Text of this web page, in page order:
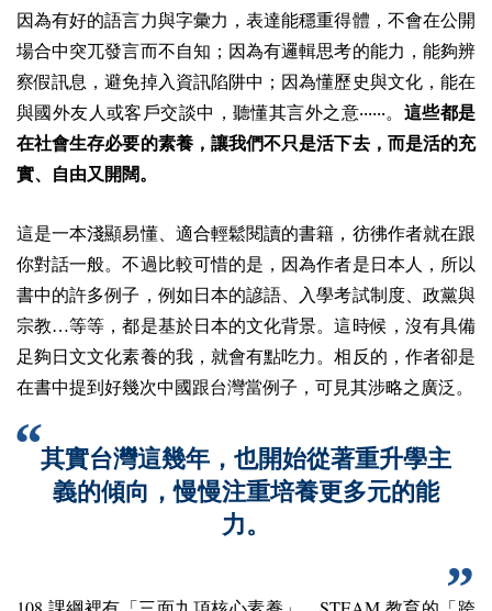
因為有好的語言力與字彙力，表達能穩重得體，不會在公開
場合中突兀發言而不自知；因為有邏輯思考的能力，能夠辨
察假訊息，避免掉入資訊陷阱中；因為懂歷史與文化，能在
與國外友人或客戶交談中，聽懂其言外之意‧‧‧‧‧‧。 這些都是
在社會生存必要的素養，讓我們不只是活下去，而是活的充
實、自由又開闊。
這是一本淺顯易懂、適合輕鬆閱讀的書籍，彷彿作者就在跟
你對話一般。不過比較可惜的是，因為作者是日本人，所以
書中的許多例子，例如日本的諺語、入學考試制度、政黨與
宗教…等等，都是基於日本的文化背景。這時候，沒有具備
足夠日文文化素養的我，就會有點吃力。相反的，作者卻是
在書中提到好幾次中國跟台灣當例子，可見其涉略之廣泛。
其實台灣這幾年，也開始從著重升學主
義的傾向，慢慢注重培養更多元的能
力。